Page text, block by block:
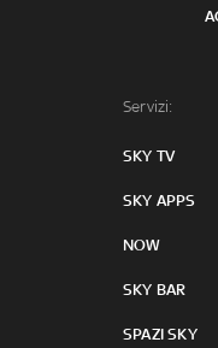
Servizi:
SKY TV
SKY APPS
NOW
SKY BAR
SPAZI SKY